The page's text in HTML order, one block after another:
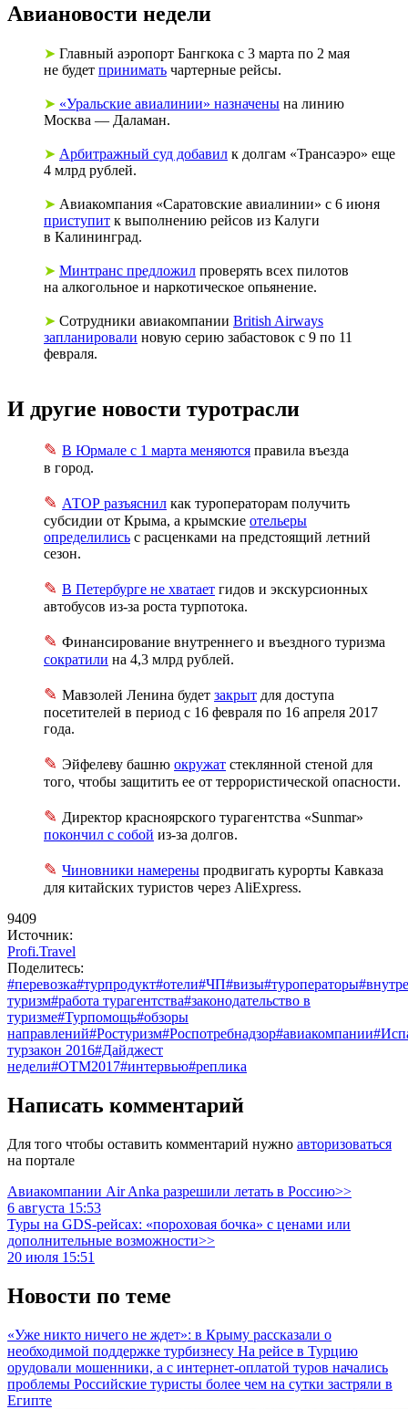
Авиановости недели
➤ Главный аэропорт Бангкока с 3 марта по 2 мая
не будет принимать чартерные рейсы.
➤ «Уральские авиалинии» назначены на линию
Москва — Даламан.
➤ Арбитражный суд добавил к долгам «Трансаэро» еще
4 млрд рублей.
➤ Авиакомпания «Саратовские авиалинии» с 6 июня
приступит к выполнению рейсов из Калуги
в Калининград.
➤ Минтранс предложил проверять всех пилотов
на алкогольное и наркотическое опьянение.
➤ Сотрудники авиакомпании British Airways
запланировали новую серию забастовок с 9 по 11
февраля.
И другие новости туротрасли
✎ В Юрмале с 1 марта меняются правила въезда
в город.
✎ АТОР разъяснил как туроператорам получить
субсидии от Крыма, а крымские отельеры
определились с расценками на предстоящий летний
сезон.
✎ В Петербурге не хватает гидов и экскурсионных
автобусов из-за роста турпотока.
✎ Финансирование внутреннего и въездного туризма
сократили на 4,3 млрд рублей.
✎ Мавзолей Ленина будет закрыт для доступа
посетителей в период с 16 февраля по 16 апреля 2017
года.
✎ Эйфелеву башню окружат стеклянной стеной для
того, чтобы защитить ее от террористической опасности.
✎ Директор красноярского турагентства «Sunmar»
покончил с собой из-за долгов.
✎ Чиновники намерены продвигать курорты Кавказа
для китайских туристов через AliExpress.
9409
Источник:
Profi.Travel
Поделитесь:
#перевозка#турпродукт#отели#ЧП#визы#туроператоры
туризм#работа турагентства#законодательство в
туризме#Турпомощь#обзоры
направлений#Ростуризм#Роспотребнадзор#авиакомпании
турзакон 2016#Дайджест
недели#OTM2017#интервью#реплика
Написать комментарий
Для того чтобы оставить комментарий нужно авторизоваться
на портале
Авиакомпании Air Anka разрешили летать в Россию>>
6 августа 15:53
Туры на GDS-рейсах: «пороховая бочка» с ценами или
дополнительные возможности>>
20 июля 15:51
Новости по теме
«Уже никто ничего не ждет»: в Крыму рассказали о
необходимой поддержке турбизнесу На рейсе в Турцию
орудовали мошенники, а с интернет-оплатой туров начались
проблемы Российские туристы более чем на сутки застряли в
Египте